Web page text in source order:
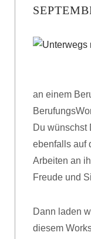
an einem
Du wünschst
ebenfalls auf
Arbeiten an
Freude und
Dann laden
diesem